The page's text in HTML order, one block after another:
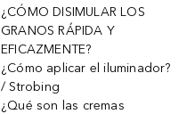
¿CÓMO DISIMULAR LOS
GRANOS RÁPIDA Y
EFICAZMENTE?
¿Cómo aplicar el iluminador?
/ Strobing
¿Qué son las cremas